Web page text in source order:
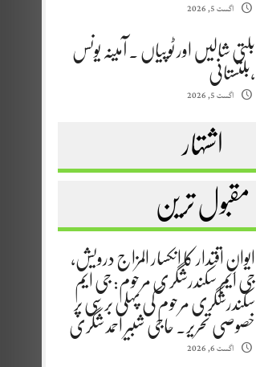
اگست 5, 2026
بلتی شالیں اور ٹوپیاں . آمینہ یونس
،بلتستانی
اگست 5, 2026
اشتہار
مقبول ترین
ایوانِ اقتدار کا انکسار المزاج درویش،
جی ایم سکندرشگری مرحوم: جی ایم
سکندرشگری مرحوم کی پہلی برسی پر
خصوصی تحریر. حاجی شبیر احمد شگری
اگست 6, 2026